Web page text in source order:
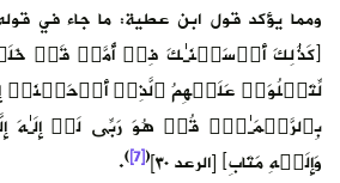
ومما يؤكد قول ابن عطية: ما جاء في
﴿كَذَ ٰ⁠لِكَ أَرۡسَلۡنَـٰكَ فِیۤ أُمَّةࣲ قَدۡ
لِّتَتۡلُوَا۟ عَلَیۡهِمُ ٱلَّذِیۤ أَوۡحَیۡنَاۤ
بِٱلرَّحۡمَـٰنِۚ قُلۡ هُوَ رَبِّی لَاۤ إِلَـٰهَ
وَإِلَیۡهِ مَتَابِ﴾ [الرعد ٣٠]
(
[7]
)
.